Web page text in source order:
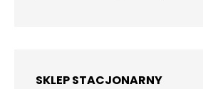
SKLEP STACJONARNY